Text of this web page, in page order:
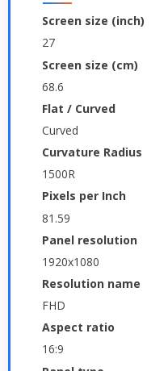
Screen size (inch)
27
Screen size (cm)
68.6
Flat / Curved
Curved
Curvature Radius
1500R
Pixels per Inch
81.59
Panel resolution
1920x1080
Resolution name
FHD
Aspect ratio
16:9